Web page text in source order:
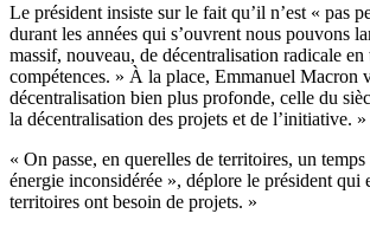
Le président insiste sur le fait qu’il n’est « pas
durant les années qui s’ouvrent nous pouvons
massif, nouveau, de décentralisation radicale en
compétences. » À la place, Emmanuel Macron
décentralisation bien plus profonde, celle du
la décentralisation des projets et de l’initiative. »
« On passe, en querelles de territoires, un
énergie inconsidérée », déplore le président qui
territoires ont besoin de projets. »